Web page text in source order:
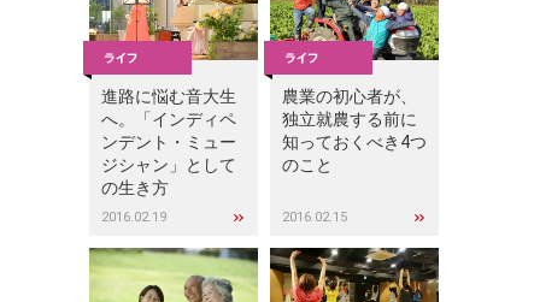
進路に悩む音大生
へ。「インディペ
ンデント・ミュー
ジシャン」として
の生き方
2016.02.19
農業の初心者が、
独立就農する前に
知っておくべき4つ
のこと
2016.02.15